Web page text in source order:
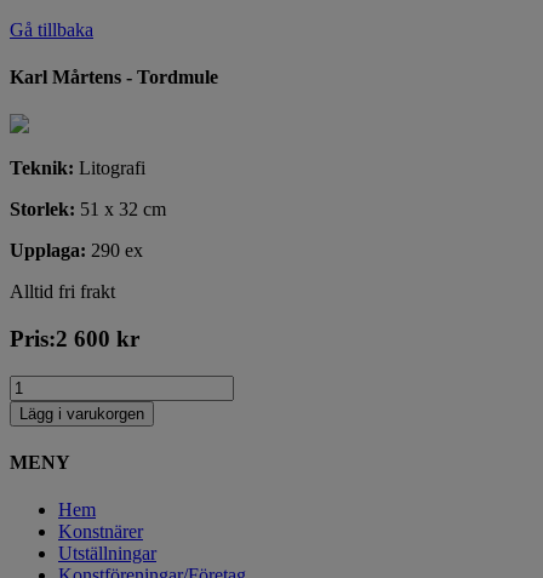
Gå tillbaka
Karl Mårtens - Tordmule
Teknik: Litografi
Storlek: 51 x 32 cm
Upplaga: 290 ex
Alltid fri frakt
Pris:2 600 kr
Lägg i varukorgen
MENY
Hem
Konstnärer
Utställningar